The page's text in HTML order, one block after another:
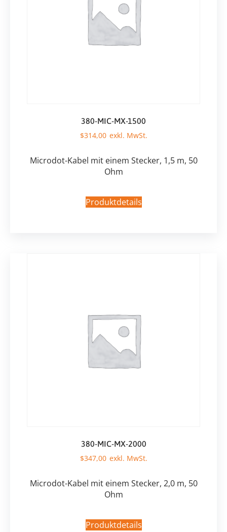
380-MIC-MX-1500
$314,00
Microdot-Kabel mit einem Stecker, 1,5 m, 50
Ohm
Produktdetails
380-MIC-MX-2000
$347,00
Microdot-Kabel mit einem Stecker, 2,0 m, 50
Ohm
Produktdetails